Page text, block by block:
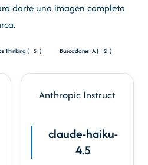
darte una imagen completa
Thinking ( 5 ) Buscadores IA ( 2 )
Anthropic Instruct
claude-haiku-
4.5